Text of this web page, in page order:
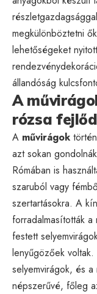
megkülönböztetni
lehetőségeket
állandóság
A
rózsa
A művirágok
azt sokan
Rómában is
szaruból vagy
szertartásokra. A
forradalmasították
festett
lenyűgözőek
selyemvirágok, és
népszerűvé, főleg